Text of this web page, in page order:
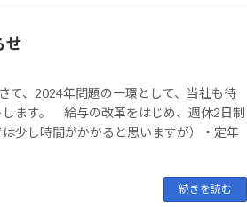
せ
、2024年問題の一環として、当社も待
ます。 給与の改革をはじめ、週休2日制
少し時間がかかると思いますが）・定年
続きを読む